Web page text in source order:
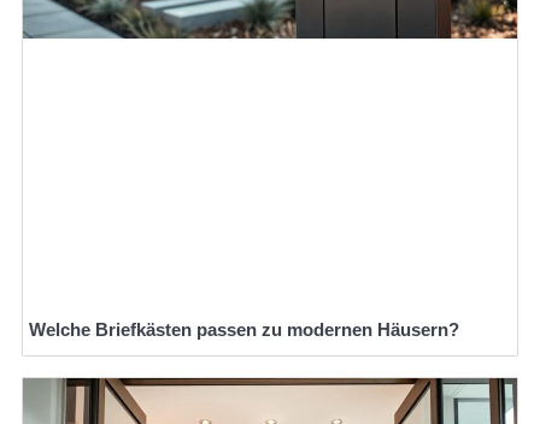
Welche Briefkästen passen zu modernen Häusern?